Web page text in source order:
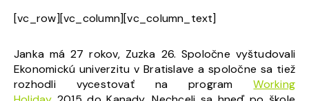
[vc_row][vc_column][vc_column_text]
Janka má 27 rokov, Zuzka 26. Spoločne vyštudovali
Ekonomickú univerzitu v Bratislave a spoločne sa tiež
rozhodli vycestovať na programWorking